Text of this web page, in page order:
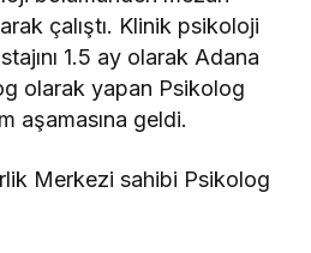
çalıştı. Klinik psikoloji
1.5 ay olarak Adana
olarak yapan Psikolog
aşamasına geldi.
Merkezi sahibi Psikolog